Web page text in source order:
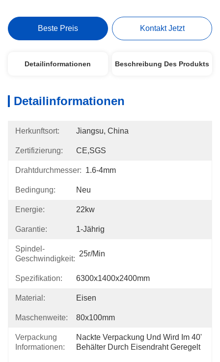
Beste Preis Kontakt Jetzt
Detailinformationen Beschreibung Des Produkts
Detailinformationen
Herkunftsort: Jiangsu, China
Zertifizierung: CE,SGS
Drahtdurchmesser: 1.6-4mm
Bedingung: Neu
Energie: 22kw
Garantie: 1-Jährig
Spindel-
Geschwindigkeit:
25r/min
Spezifikation: 6300x1400x2400mm
Material: Eisen
Maschenweite: 80x100mm
Verpackung
Informationen:
Nackte Verpackung Und Wird Im 40'
Behälter Durch Eisendraht Geregelt